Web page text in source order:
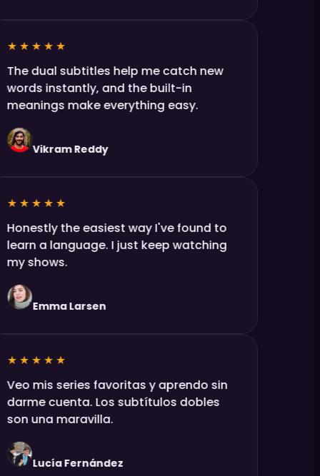
★★★★★
The dual subtitles help me catch new
words instantly, and the built-in
meanings make everything easy.
Vikram Reddy
★★★★★
Honestly the easiest way I've found to
learn a language. I just keep watching
my shows.
Emma Larsen
★★★★★
Veo mis series favoritas y aprendo sin
darme cuenta. Los subtítulos dobles
son una maravilla.
Lucía Fernández